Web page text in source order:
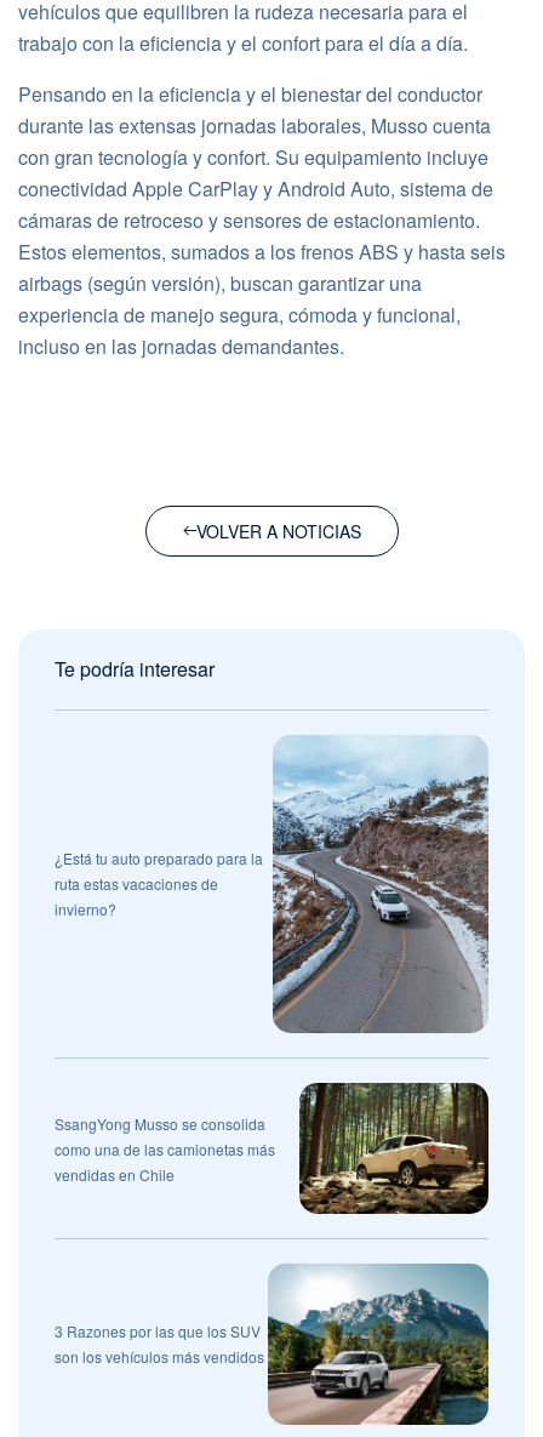
vehículos que equilibren la rudeza necesaria para el
trabajo con la eficiencia y el confort para el día a día.
Pensando en la eficiencia y el bienestar del conductor
durante las extensas jornadas laborales, Musso cuenta
con gran tecnología y confort. Su equipamiento incluye
conectividad Apple CarPlay y Android Auto, sistema de
cámaras de retroceso y sensores de estacionamiento.
Estos elementos, sumados a los frenos ABS y hasta seis
airbags (según versión), buscan garantizar una
experiencia de manejo segura, cómoda y funcional,
incluso en las jornadas demandantes.
VOLVER A NOTICIAS
Te podría interesar
¿Está tu auto preparado para la
ruta estas vacaciones de
invierno?
SsangYong Musso se consolida
como una de las camionetas más
vendidas en Chile
3 Razones por las que los SUV
son los vehículos más vendidos